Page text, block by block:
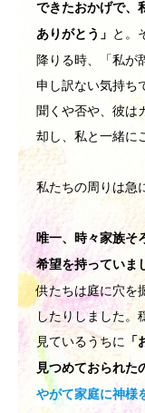
できたおかげで、
ありがとう」 と。
降りる時、「私が
申し訳ない気持ち
聞くや否や、彼は
却し、私と一緒に
私たちの周りは急
唯一、時々家族そ
希望を持っていま
供たちは庭に穴を
したりしました。
見ているうちに 「
見つめておられた
やがて家庭に神様